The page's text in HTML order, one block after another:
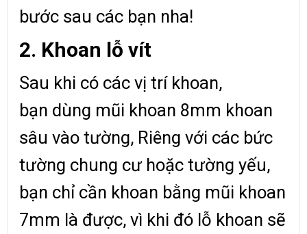
bước sau các bạn nha!
2. Khoan lỗ vít
Sau khi có các vị trí khoan,
bạn dùng mũi khoan 8mm khoan
sâu vào tường, Riêng với các bức
tường chung cư hoặc tường yếu,
bạn chỉ cần khoan bằng mũi khoan
7mm là được, vì khi đó lỗ khoan sẽ